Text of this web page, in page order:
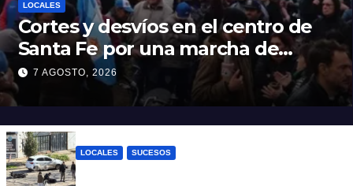
LOCALES
Cortes y desvíos en el centro de
Santa Fe por una marcha de
organizaciones sociales y
sindicales
7 AGOSTO, 2026
LOCALES SUCESOS